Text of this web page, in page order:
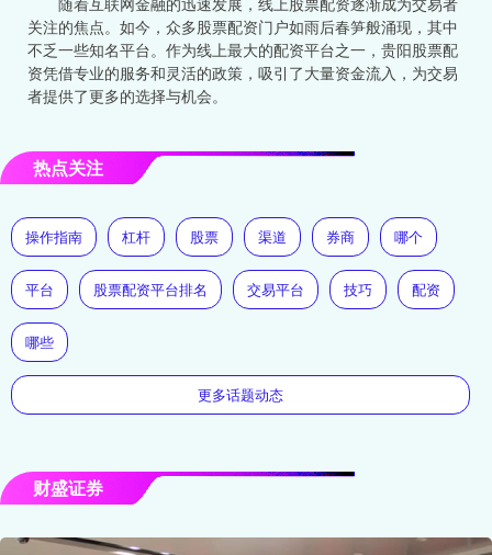
关注的焦点。如今，众多股票配资门户如雨后春笋般涌现，其中
不乏一些知名平台。作为线上最大的配资平台之一，贵阳股票配
资凭借专业的服务和灵活的政策，吸引了大量资金流入，为交易
者提供了更多的选择与机会。
热点关注
操作指南 杠杆 股票 渠道 券商 哪个
平台 股票配资平台排名 交易平台 技巧 配资
哪些
更多话题动态
财盛证券